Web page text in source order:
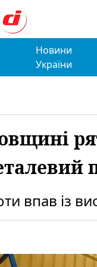
Новини
України
впав із